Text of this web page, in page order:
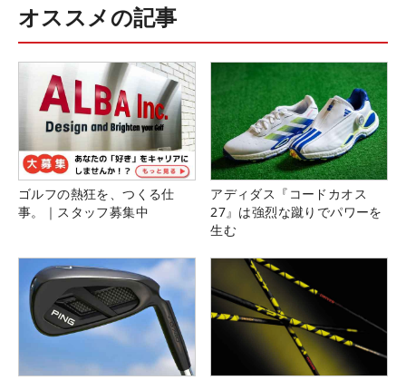
オススメの記事
ゴルフの熱狂を、つくる仕
事。｜スタッフ募集中
アディダス『コードカオス
27』は強烈な蹴りでパワーを
生む